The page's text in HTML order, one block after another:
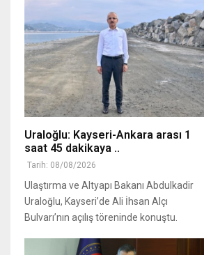
Uraloğlu: Kayseri-Ankara arası 1
saat 45 dakikaya ..
Tarih: 08/08/2026
Ulaştırma ve Altyapı Bakanı Abdulkadir
Uraloğlu, Kayseri’de Ali İhsan Alçı
Bulvarı’nın açılış töreninde konuştu.